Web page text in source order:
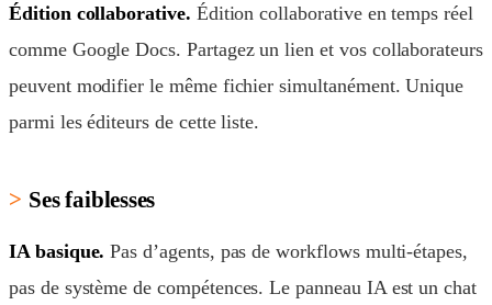
Édition collaborative. Édition collaborative en temps réel
comme Google Docs. Partagez un lien et vos collaborateurs
peuvent modifier le même fichier simultanément. Unique
parmi les éditeurs de cette liste.
Ses faiblesses
IA basique. Pas d’agents, pas de workflows multi-étapes,
pas de système de compétences. Le panneau IA est un chat